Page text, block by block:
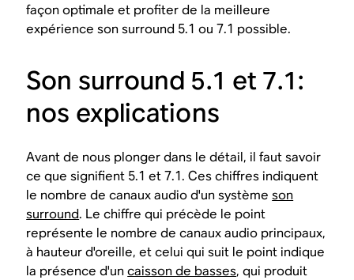
façon optimale et profiter de la meilleure
expérience son surround 5.1 ou 7.1 possible.
Son surround 5.1 et 7.1:
nos explications
Avant de nous plonger dans le détail, il faut savoir
ce que signifient 5.1 et 7.1. Ces chiffres indiquent
le nombre de canaux audio d'un systèmeson
surround. Le chiffre qui précède le point
représente le nombre de canaux audio principaux,
à hauteur d'oreille, et celui qui suit le point indique
la présence d'uncaisson de basses, qui produit